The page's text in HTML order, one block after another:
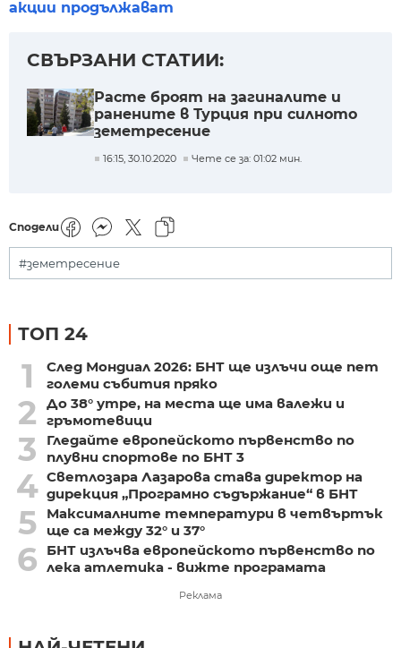
акции продължават
СВЪРЗАНИ СТАТИИ:
Расте броят на загиналите и
ранените в Турция при силното
земетресение
16:15, 30.10.2020 Чете се за: 01:02 мин.
Сподели
#земетресение
ТОП 24
1
След Мондиал 2026: БНТ ще излъчи още пет
големи събития пряко
2
До 38° утре, на места ще има валежи и
гръмотевици
3
Гледайте европейското първенство по
плувни спортове по БНТ 3
4 Светлозара Лазарова става директор на
дирекция „Програмно съдържание“ в БНТ
5
Максималните температури в четвъртък
ще са между 32° и 37°
6
БНТ излъчва европейското първенство по
лека атлетика - вижте програмата
Реклама